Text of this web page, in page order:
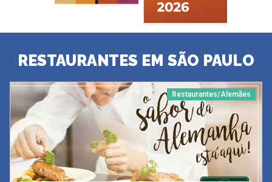
RESTAURANTES EM SÃO PAULO
Restaurantes/Alemães